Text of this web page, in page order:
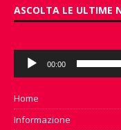
ASCOLTA LE ULTIME
Audio
Player
00:00
Home
Informazione